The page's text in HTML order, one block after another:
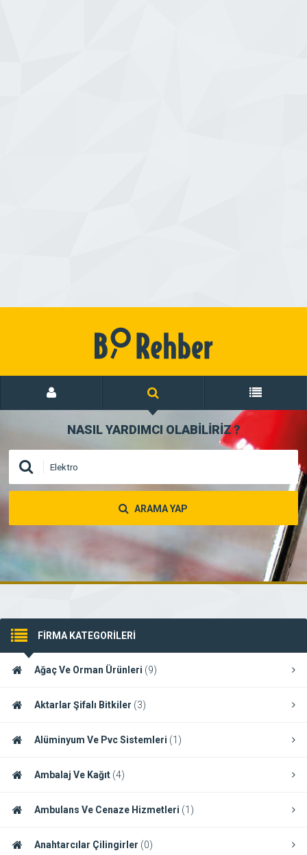
NASIL YARDIMCI OLABİLİRİZ?
ARAMA YAP
FİRMA KATEGORİLERİ
Ağaç Ve Orman Ürünleri (9)
Aktarlar Şifalı Bitkiler (3)
Alüminyum Ve Pvc Sistemleri (1)
Ambalaj Ve Kağıt (4)
Ambulans Ve Cenaze Hizmetleri (1)
Anahtarcılar Çilingirler (0)